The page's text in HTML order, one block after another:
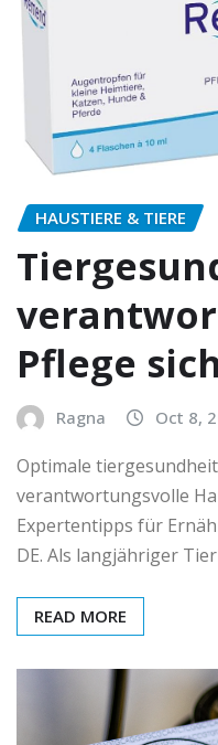
HAUSTIERE & TIERE
Pflege
Ragna Oct 8,
Optimale
verantwortungsvolle
Expertentipps für
DE. Als langjähriger
READ MORE